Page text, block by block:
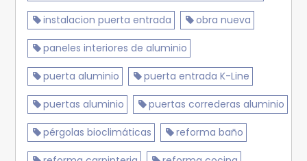
instalacion puerta entrada obra nueva
paneles interiores de aluminio
puerta aluminio puerta entrada K-Line
puertas aluminio puertas correderas aluminio
pérgolas bioclimáticas reforma baño